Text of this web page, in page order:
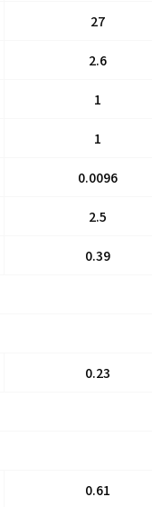
27
2.6
1
1
0.0096
2.5
0.39
0.23
0.61